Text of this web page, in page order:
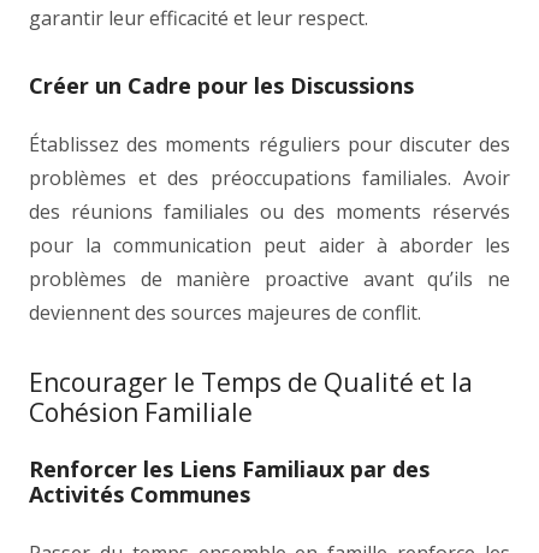
garantir leur efficacité et leur respect.
Créer un Cadre pour les Discussions
Établissez des moments réguliers pour discuter des
problèmes et des préoccupations familiales. Avoir
des réunions familiales ou des moments réservés
pour la communication peut aider à aborder les
problèmes de manière proactive avant qu’ils ne
deviennent des sources majeures de conflit.
Encourager le Temps de Qualité et la
Cohésion Familiale
Renforcer les Liens Familiaux par des
Activités Communes